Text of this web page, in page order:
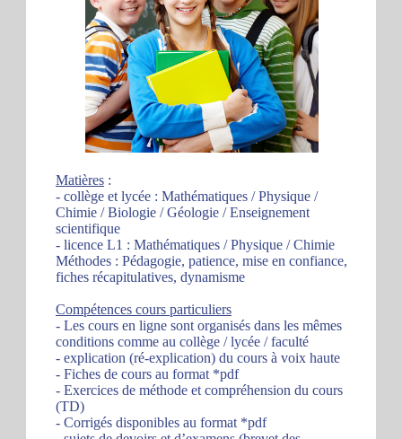
Matières :
- collège et lycée : Mathématiques / Physique /
Chimie / Biologie / Géologie / Enseignement
scientifique
- licence L1 : Mathématiques / Physique / Chimie
Méthodes : Pédagogie, patience, mise en confiance,
fiches récapitulatives, dynamisme
Compétences cours particuliers
- Les cours en ligne sont organisés dans les mêmes
conditions comme au collège / lycée / faculté
- explication (ré-explication) du cours à voix haute
- Fiches de cours au format *pdf
- Exercices de méthode et compréhension du cours
(TD)
- Corrigés disponibles au format *pdf